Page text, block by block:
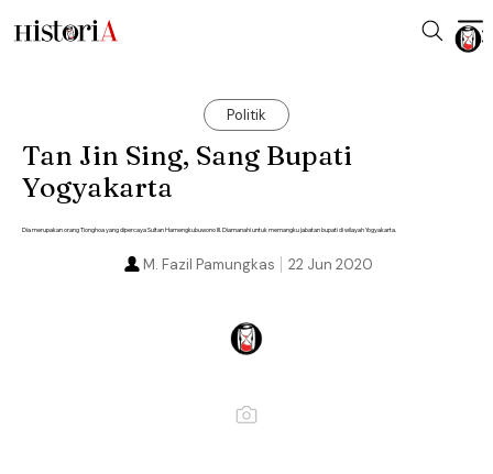
Politik
Tan Jin Sing, Sang Bupati
Yogyakarta
Dia merupakan orang Tionghoa yang dipercaya Sultan Hamengkubuwono III. Diamanahi untuk memangku jabatan bupati di wilayah Yogyakarta.
22 Jun 2020
M. Fazil Pamungkas